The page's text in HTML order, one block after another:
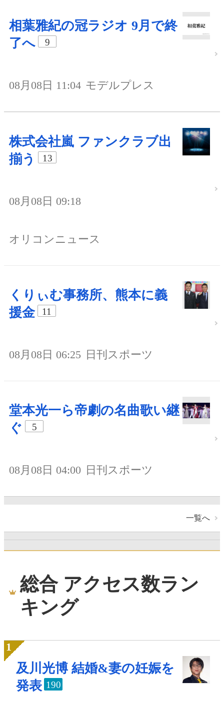
相葉雅紀の冠ラジオ 9月で終
了へ
9
08月08日 11:04 モデルプレス
株式会社嵐 ファンクラブ出
揃う
13
08月08日 09:18
オリコンニュース
くりぃむ事務所、熊本に義
援金
11
08月08日 06:25 日刊スポーツ
堂本光一ら帝劇の名曲歌い継
ぐ
5
08月08日 04:00 日刊スポーツ
一覧へ
総合 アクセス数ラン
キング
及川光博 結婚&妻の妊娠を
発表 190